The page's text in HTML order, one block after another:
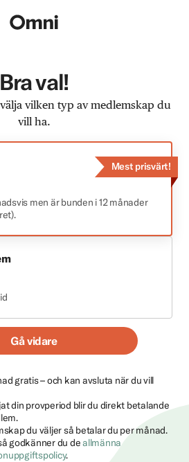
Bra val!
vilken typ av medlemskap du
vill ha.
men är bunden i 12 månader
Mest prisvärt!
Gå vidare
gratis – och kan avsluta när du vill
din provperiod blir du direkt betalande
du väljer så betalar du per månad.
godkänner du deallmänna
.